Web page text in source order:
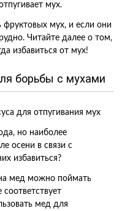
мух.
мух, и если они
Читайте далее о том,
избавиться от мух!
борьбы с мухами
но наиболее
осени в связи с
избавиться?
мед можно поймать
мед для